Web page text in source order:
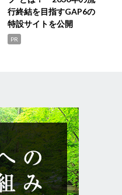
行終結を目指すGAP6の
特設サイトを公開
PR